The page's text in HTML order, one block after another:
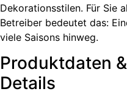
Dekorationsstilen. Für Sie
Betreiber bedeutet das:
viele Saisons hinweg.
Produktdaten
Details